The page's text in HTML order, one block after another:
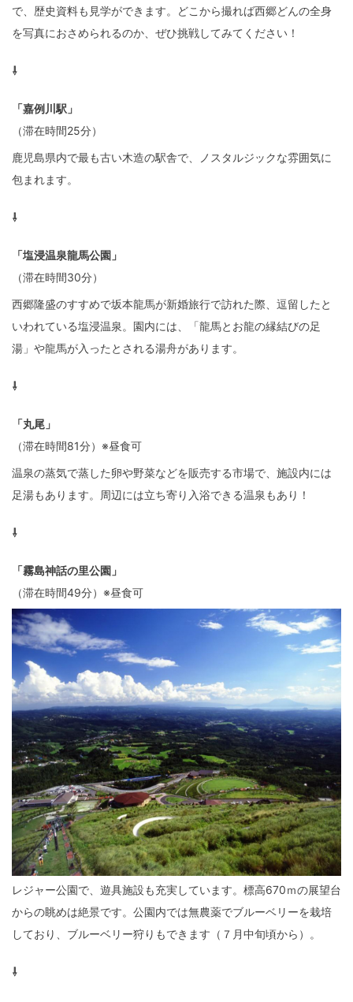
で、歴史資料も見学ができます。どこから撮れば西郷どんの全身
を写真におさめられるのか、ぜひ挑戦してみてください！
⇩
「嘉例川駅」
（滞在時間25分）
鹿児島県内で最も古い木造の駅舎で、ノスタルジックな雰囲気に
包まれます。
⇩
「塩浸温泉龍馬公園」
（滞在時間30分）
西郷隆盛のすすめで坂本龍馬が新婚旅行で訪れた際、逗留したと
いわれている塩浸温泉。園内には、「龍馬とお龍の縁結びの足
湯」や龍馬が入ったとされる湯舟があります。
⇩
「丸尾」
（滞在時間81分）※昼食可
温泉の蒸気で蒸した卵や野菜などを販売する市場で、施設内には
足湯もあります。周辺には立ち寄り入浴できる温泉もあり！
⇩
「霧島神話の里公園」
（滞在時間49分）※昼食可
レジャー公園で、遊具施設も充実しています。標高670ｍの展望台
からの眺めは絶景です。公園内では無農薬でブルーベリーを栽培
しており、ブルーベリー狩りもできます（７月中旬頃から）。
⇩